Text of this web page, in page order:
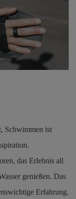
Schwimmen ist
das Erlebnis all
genießen. Das
Erfahrung.